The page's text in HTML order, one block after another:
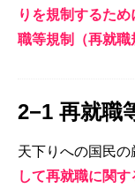
りを規制するた
職等規制（再就職
2−1 再就職
天下りへの国民の
して再就職に関す